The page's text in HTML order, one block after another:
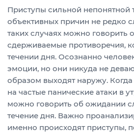
Приступы сильной непонятной
объективных причин не редко
таких случаях можно говорить
сдерживаемые противоречия,
течении дня. Осознанно
эмоции, но они никуда не
образом выходят наружу.
на частые панические атаки в
можно говорить об ожидании
течение дня. Важно
именно происходят приступы,